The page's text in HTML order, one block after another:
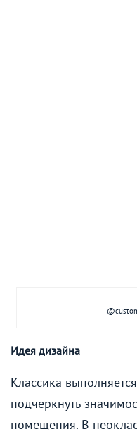
Идея дизайна
Классика
подчеркнуть
помещения. В